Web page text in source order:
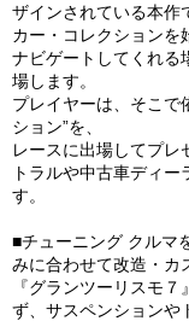
ザインされている本作
カー・コレクションを
ナビゲートしてくれ
場します。
プレイヤーは、そこで
ション”を、
レースに出場してプレ
トラルや中古車ディ
す。
■チューニング クルマ
みに合わせて改造・カ
『グランツーリスモ
ず、サスペンションや